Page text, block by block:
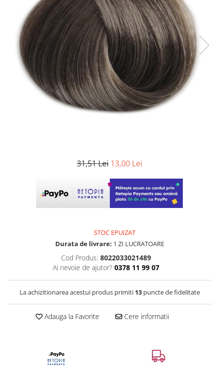
31,51 Lei 13,00 Lei
STOC EPUIZAT
Durata de livrare: 1 ZI LUCRATOARE
Cod Produs: 8022033021489
Ai nevoie de ajutor? 0378 11 99 07
La achizitionarea acestui produs primiti 13puncte de fidelitate
Adauga la Favorite Cere informatii